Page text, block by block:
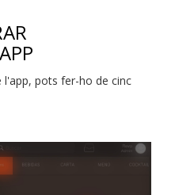
l'app, pots fer-ho de cinc